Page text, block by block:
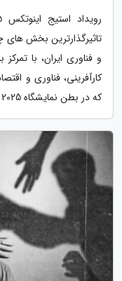
تاثیرگذارترین بخش های
و فناوری ایران، با
کارآفرینی، فناوری و
که در بطن نمایشگاه INOTEX 2025 و با...